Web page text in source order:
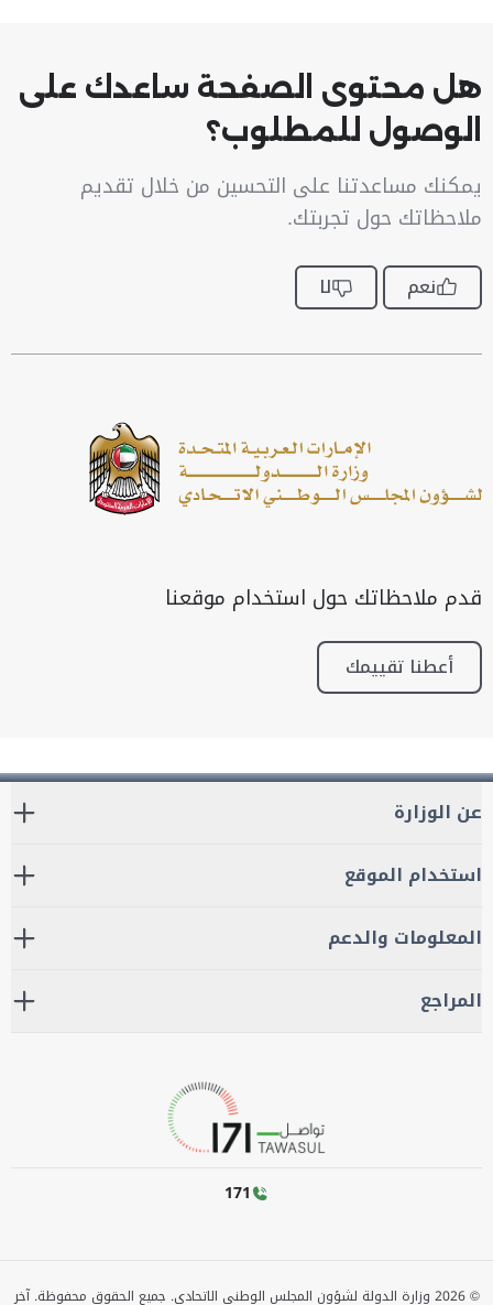
هل محتوى الصفحة ساعدك على
الوصول للمطلوب؟
يمكنك مساعدتنا على التحسين من خلال تقديم
ملاحظاتك حول تجربتك.
نعم لا
قدم ملاحظاتك حول استخدام موقعنا
أعطنا تقييمك
عن الوزارة
استخدام الموقع
المعلومات والدعم
المراجع
171
©
2026 وزارة الدولة لشؤون المجلس الوطني الاتحادي. جميع الحقوق محفوظة.آخر